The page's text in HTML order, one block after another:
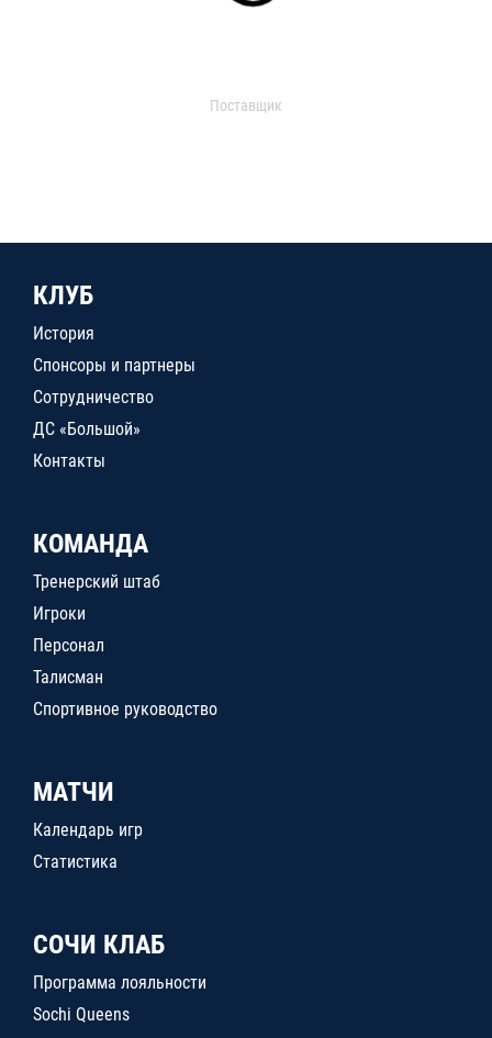
Поставщик
КЛУБ
История
Спонсоры и партнеры
Сотрудничество
ДС «Большой»
Контакты
КОМАНДА
Тренерский штаб
Игроки
Персонал
Талисман
Спортивное руководство
МАТЧИ
Календарь игр
Статистика
СОЧИ КЛАБ
Программа лояльности
Sochi Queens